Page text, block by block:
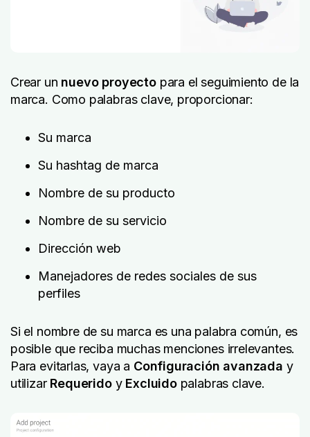
Crear un nuevo proyectopara el seguimiento de la
marca. Como palabras clave, proporcionar:
Su marca
Su hashtag de marca
Nombre de su producto
Nombre de su servicio
Dirección web
Manejadores de redes sociales de sus
perfiles
Si el nombre de su marca es una palabra común, es
posible que reciba muchas menciones irrelevantes.
Para evitarlas, vaya a Configuración avanzada y
utilizar Requerido y Excluidopalabras clave.